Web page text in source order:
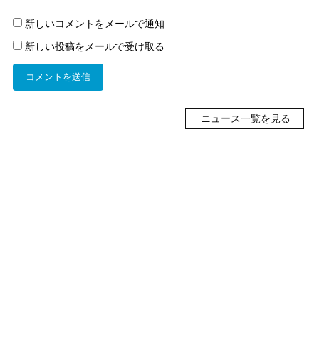
新しいコメントをメールで通知
新しい投稿をメールで受け取る
ニュース一覧を見る